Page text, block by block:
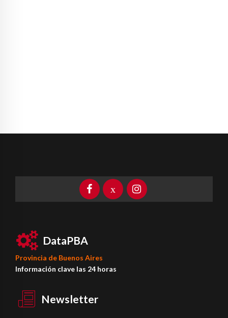
DataPBA
Provincia de Buenos Aires
Información clave las 24 horas
Newsletter